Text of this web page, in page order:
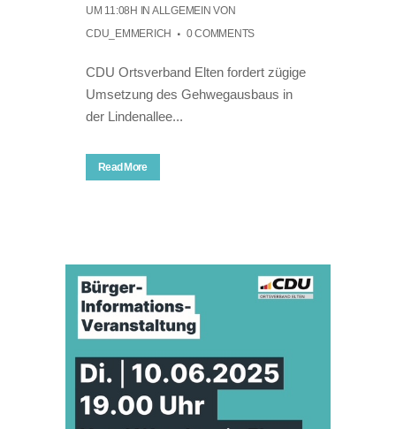
UM 11:08H IN ALLGEMEINVON
CDU_EMMERICH
0 COMMENTS
CDU Ortsverband Elten fordert zügige
Umsetzung des Gehwegausbaus in
der Lindenallee...
Read More